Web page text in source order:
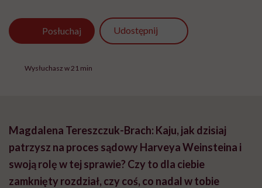
Posłuchaj Udostępnij
Wysłuchasz w 21 min
Magdalena Tereszczuk-Brach: Kaju, jak dzisiaj
patrzysz na proces sądowy Harveya Weinsteina i
swoją rolę w tej sprawie? Czy to dla ciebie
zamknięty rozdział, czy coś, co nadal w tobie